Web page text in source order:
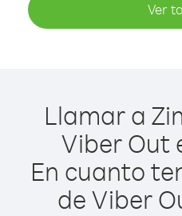
Ver
Llamar a
Viber Out
En cuanto
de Viber